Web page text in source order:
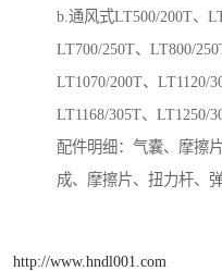
b.通风式LT500/200T、
LT700/250T、LT800/
LT1070/200T、LT1120/
LT1168/305T、LT1250/
配件明细：气囊、摩擦
成、摩擦片、扭力杆、
http://www.hndl001.com